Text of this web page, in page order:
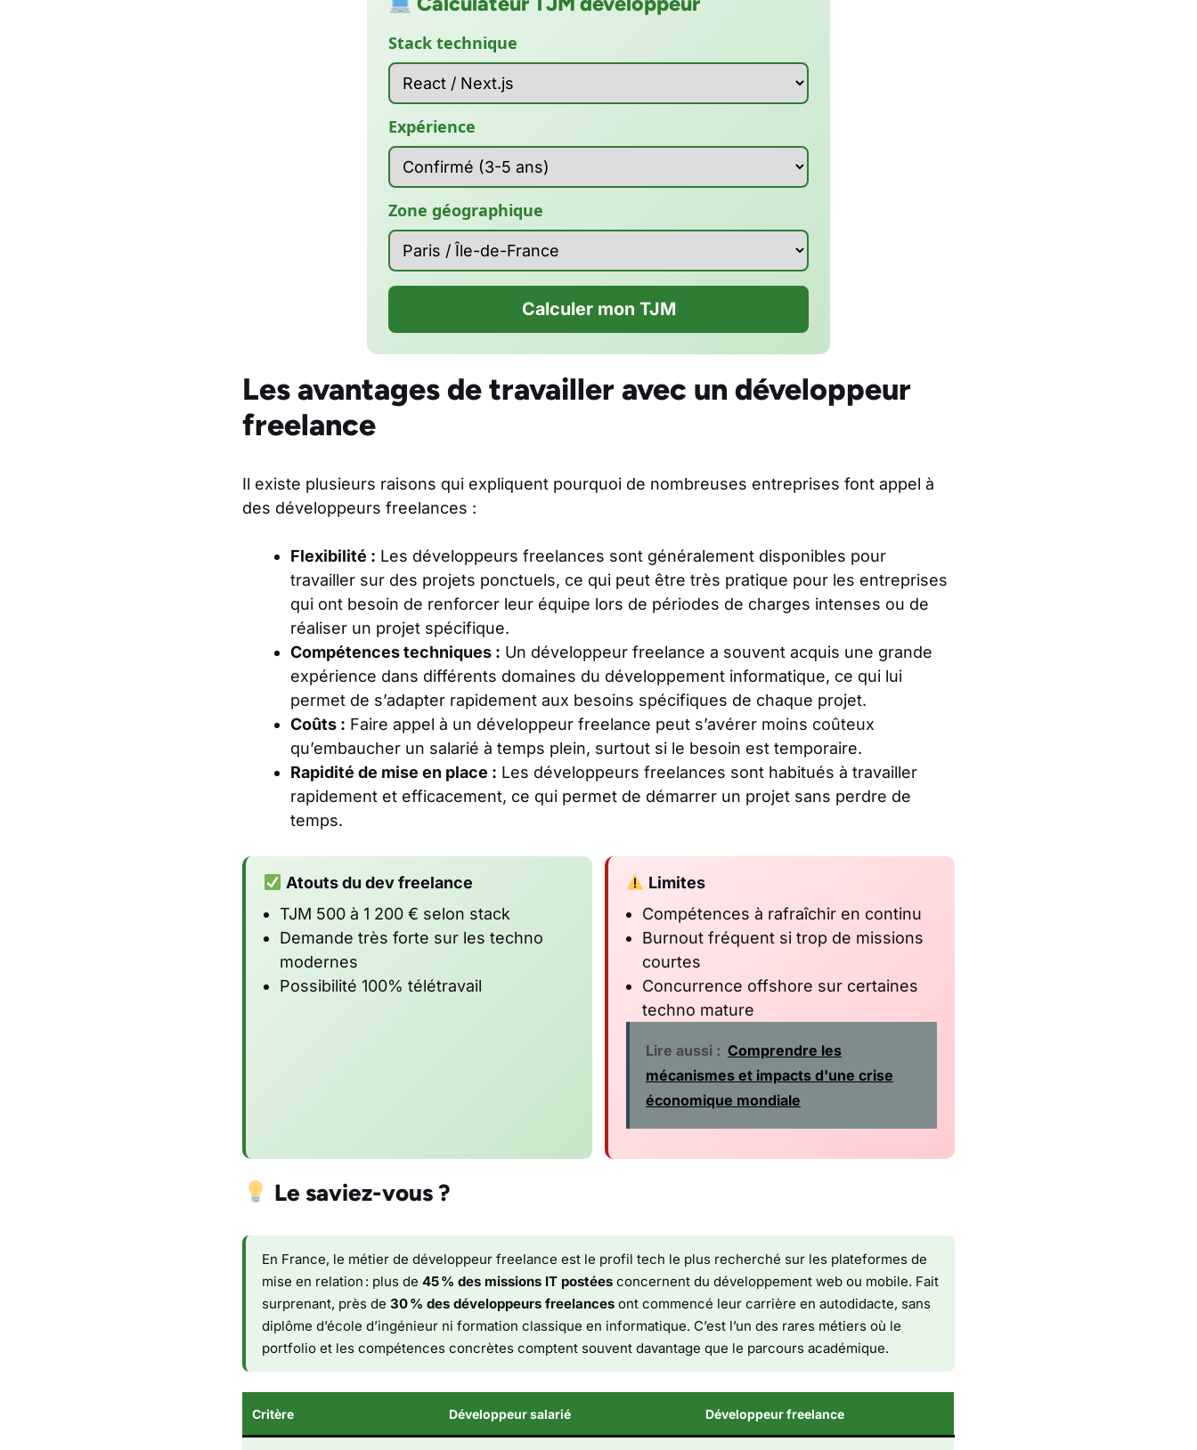
Stack technique
Expérience
Zone géographique
Calculer mon TJM
Les avantages de travailler avec un développeur
freelance
Il existe plusieurs raisons qui expliquent pourquoi de nombreuses entreprises font appel à
des développeurs freelances :
Flexibilité : Les développeurs freelances sont généralement disponibles pour
travailler sur des projets ponctuels, ce qui peut être très pratique pour les entreprises
qui ont besoin de renforcer leur équipe lors de périodes de charges intenses ou de
réaliser un projet spécifique.
Compétences techniques : Un développeur freelance a souvent acquis une grande
expérience dans différents domaines du développement informatique, ce qui lui
permet de s’adapter rapidement aux besoins spécifiques de chaque projet.
Coûts : Faire appel à un développeur freelance peut s’avérer moins coûteux
qu’embaucher un salarié à temps plein, surtout si le besoin est temporaire.
Rapidité de mise en place : Les développeurs freelances sont habitués à travailler
rapidement et efficacement, ce qui permet de démarrer un projet sans perdre de
temps.
Atouts du dev freelance
TJM 500 à 1 200 € selon stack
Demande très forte sur les techno
modernes
Possibilité 100% télétravail
Limites
Compétences à rafraîchir en continu
Burnout fréquent si trop de missions
courtes
Concurrence offshore sur certaines
techno mature
Lire aussi : Comprendre les
mécanismes et impacts d'une crise
économique mondiale
Le saviez-vous ?
En France, le métier de développeur freelance est le profil tech le plus recherché sur les plateformes de
mise en relation : plus de 45 % des missions IT postées concernent du développement web ou mobile. Fait
surprenant, près de 30 % des développeurs freelances ont commencé leur carrière en autodidacte, sans
diplôme d’école d’ingénieur ni formation classique en informatique. C’est l’un des rares métiers où le
portfolio et les compétences concrètes comptent souvent davantage que le parcours académique.
Critère Développeur salarié Développeur freelance